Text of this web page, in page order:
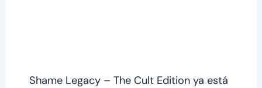
Shame Legacy – The Cult Edition ya está